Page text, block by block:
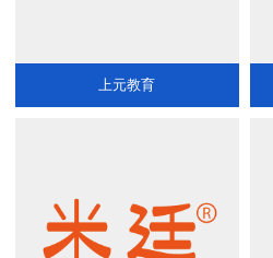
上元教育